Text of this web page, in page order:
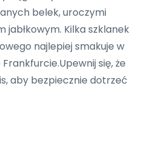
belek, uroczymi
jabłkowym. Kilka szklanek
najlepiej smakuje w
się, że
aby bezpiecznie dotrzeć